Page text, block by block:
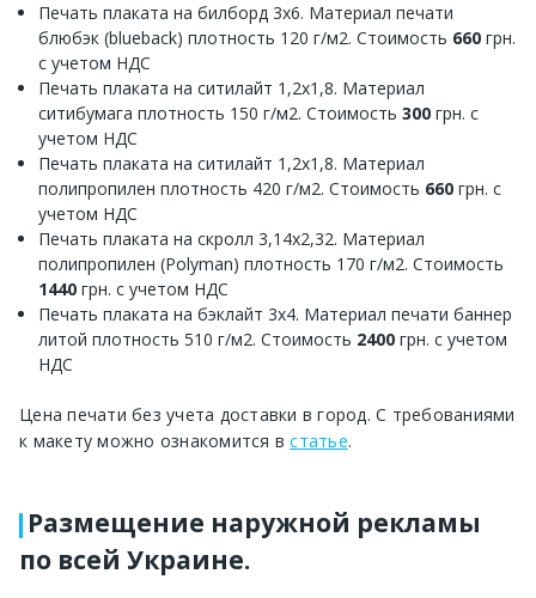
Печать плаката на билборд 3х6. Материал печати
блюбэк (blueback) плотность 120 г/м2. Стоимость 660 грн.
с учетом НДС
Печать плаката на ситилайт 1,2х1,8. Материал
ситибумага плотность 150 г/м2. Стоимость 300 грн. с
учетом НДС
Печать плаката на ситилайт 1,2х1,8. Материал
полипропилен плотность 420 г/м2. Стоимость 660 грн. с
учетом НДС
Печать плаката на скролл 3,14х2,32. Материал
полипропилен (Polyman) плотность 170 г/м2. Стоимость
1440 грн. с учетом НДС
Печать плаката на бэклайт 3х4. Материал печати баннер
литой плотность 510 г/м2. Стоимость 2400 грн. с учетом
НДС
Цена печати без учета доставки в город. С требованиями
к макету можно ознакомится встатье.
Размещение наружной рекламы
по всей Украине.